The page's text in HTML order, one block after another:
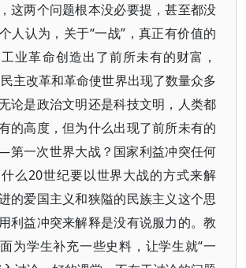
这两个问题根本没必要提，甚至都没
人认为，关于“一战”，真正有价值的
业革命创造出了前所未有的财富，
主改革和革命使世界出现了数量众多
论是政治文明还是科技文明，人类都
的高度，但为什么出现了前所未有的
一次世界大战？国家利益冲突任何
么20世纪要以世界大战的方式来解
的爱国主义和狭隘的民族主义这个思
利益冲突来解释是没有说服力的。教
为学生补充一些史料，让学生就“一